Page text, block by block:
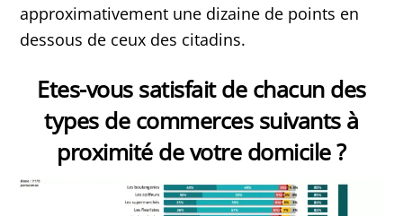
approximativement une dizaine de points en
dessous de ceux des citadins.
Etes-vous satisfait de chacun des
types de commerces suivants à
proximité de votre domicile ?